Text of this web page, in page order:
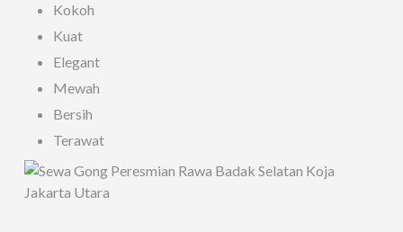
Kokoh
Kuat
Elegant
Mewah
Bersih
Terawat